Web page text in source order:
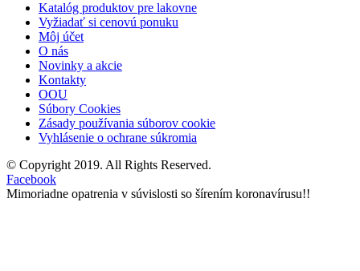
Katalóg produktov pre lakovne
Vyžiadať si cenovú ponuku
Môj účet
O nás
Novinky a akcie
Kontakty
OOU
Súbory Cookies
Zásady používania súborov cookie
Vyhlásenie o ochrane súkromia
© Copyright 2019. All Rights Reserved.
Facebook
Mimoriadne opatrenia v súvislosti so šírením koronavírusu!!